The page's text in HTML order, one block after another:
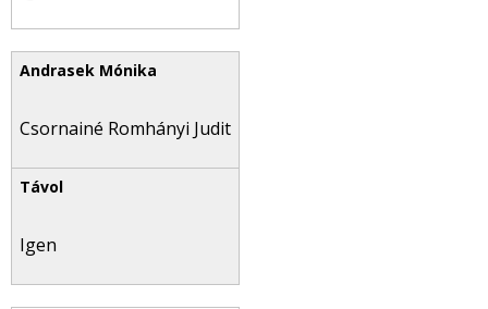
Csornainé Romhányi Judit
Igen